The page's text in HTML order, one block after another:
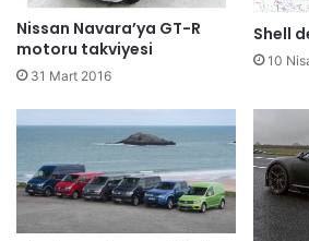
Nissan Navara’ya GT-R
motoru takviyesi
31 Mart 2016
Shell
10